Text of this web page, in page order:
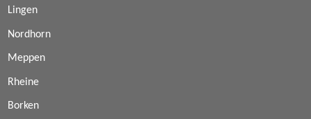
Lingen
Nordhorn
Meppen
Rheine
Borken